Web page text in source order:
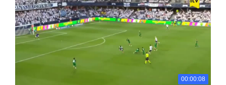
00:00:08